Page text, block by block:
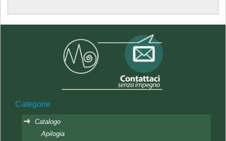
Categorie
Catalogo
Apilogia